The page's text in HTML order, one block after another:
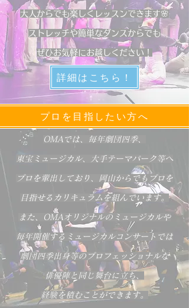
大人からでも楽しくレッスンできます🌸
ストレッチや簡単なダンスからでも​
ぜひお気軽にお越しください！
詳細はこちら！
プロを目指したい方へ
OMAでは、毎年劇団四季、
東宝ミュージカル、大手テーマパーク等へ
プロを輩出しており、 岡山からでもプロを
目指せる カリキュラムを組んでいます。
また、OMAオリジナルのミュージカルや
毎年開催するミュージカルコンサートでは
劇団四季出身等のプロフェッショナルな
俳優陣と同じ舞台に立ち、
経験を積むことができます。